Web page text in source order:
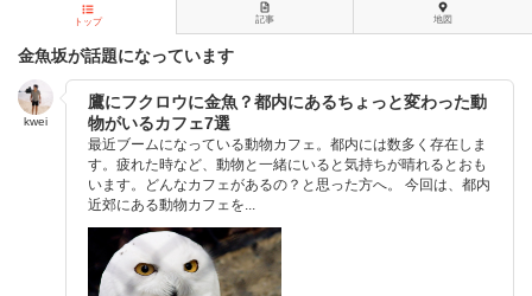
トップ 記事 地図
金魚坂が話題になっています
kwei
鷹にフクロウに金魚？都内にあるちょっと変わった動
物がいるカフェ7選
最近ブームになっている動物カフェ。都内には数多く存在しま
す。疲れた時など、動物と一緒にいると気持ちが晴れるとおも
います。どんなカフェがあるの？と思った方へ。 今回は、都内
近郊にある動物カフェを...